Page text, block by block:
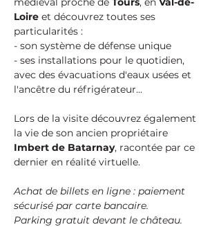
Loire et découvrez toutes ses
particularités :
- son système de défense unique
- ses installations pour le quotidien,
avec des évacuations d'eaux usées et
l'ancêtre du réfrigérateur...
Lors de la visite découvrez également
la vie de son ancien propriétaire
Imbert de Batarnay, racontée par ce
dernier en réalité virtuelle.
Achat de billets en ligne : paiement
sécurisé par carte bancaire.
Parking gratuit devant le château.